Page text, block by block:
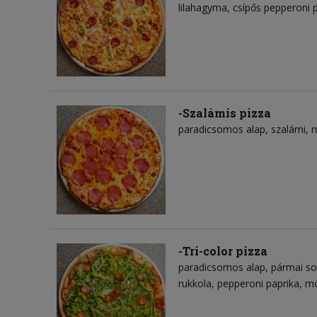
lilahagyma csípős pepperoni
-Szalámis pizza
paradicsomos alap szalámi
-Tri-color pizza
paradicsomos alap pármai
rukkola pepperoni paprika